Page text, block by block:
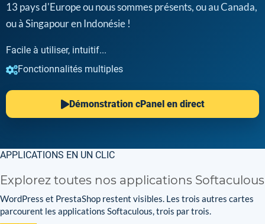
13 pays d'Europe ou nous sommes présents, ou au Canada,
ou à Singapour en Indonésie !
Facile à utiliser, intuitif...
Fonctionnalités multiples
Démonstration cPanel en direct
APPLICATIONS EN UN CLIC
Explorez toutes nos applications Softaculous
WordPress et PrestaShop restent visibles. Les trois autres cartes
parcourent les applications Softaculous, trois par trois.